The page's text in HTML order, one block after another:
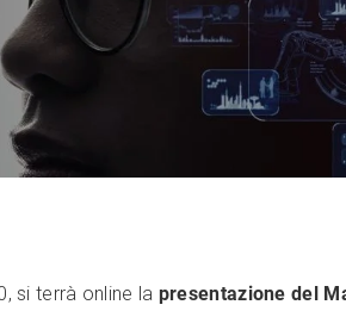
si terrà online la presentazione del